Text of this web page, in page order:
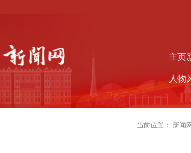
主页
人物
当前位置： 新闻